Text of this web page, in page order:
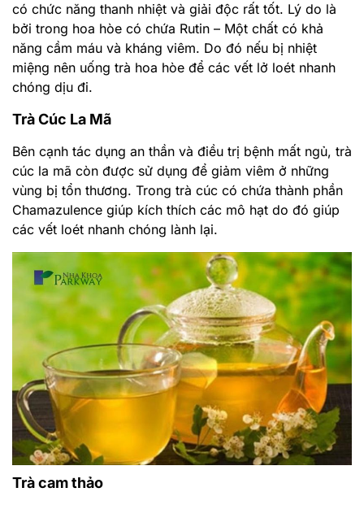
có chức năng thanh nhiệt và giải độc rất tốt. Lý do là
bởi trong hoa hòe có chứa Rutin – Một chất có khả
năng cầm máu và kháng viêm. Do đó nếu bị nhiệt
miệng nên uống trà hoa hòe để các vết lở loét nhanh
chóng dịu đi.
Trà Cúc La Mã
Bên cạnh tác dụng an thần và điều trị bệnh mất ngủ, trà
cúc la mã còn được sử dụng để giảm viêm ở những
vùng bị tổn thương. Trong trà cúc có chứa thành phần
Chamazulence giúp kích thích các mô hạt do đó giúp
các vết loét nhanh chóng lành lại.
Trà cam thảo